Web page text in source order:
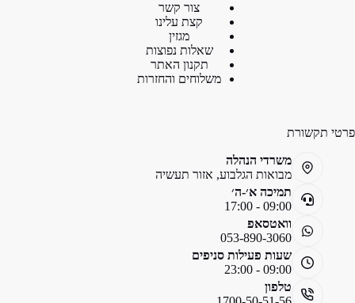
צור קשר
קצת עלינו
מגזין
שאלות נפוצות
תקנון האתר
משלוחים והחזרות
פרטי תקשורת
משרדי הנהלה
מבואות הגלבוע, אזור תעשיה
תמיכה א׳-ה׳
09:00 - 17:00
וואטסאפ
053-890-3060
שעות פעילות סניפים
09:00 - 23:00
טלפון